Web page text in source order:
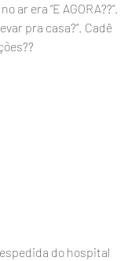
ar era “E AGORA??”.
pra casa?”. Cadê
do hospital